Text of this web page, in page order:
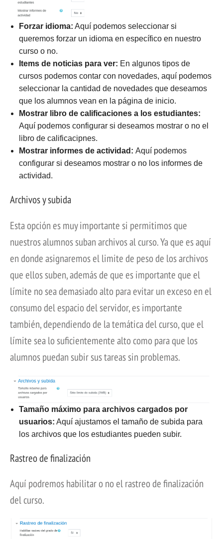
Forzar idioma: Aquí podemos seleccionar si
queremos forzar un idioma en específico en nuestro
curso o no.
Items de noticias para ver: En algunos tipos de
cursos podemos contar con novedades, aquí podemos
seleccionar la cantidad de novedades que deseamos
que los alumnos vean en la página de inicio.
Mostrar libro de calificaciones a los estudiantes:
Aquí podemos configurar si deseamos mostrar o no el
libro de calificacipnes.
Mostrar informes de actividad: Aquí podemos
configurar si deseamos mostrar o no los informes de
actividad.
Archivos y subida
Esta opción es muy importante si permitimos que
nuestros alumnos suban archivos al curso. Ya que es aquí
en donde asignaremos el limite de peso de los archivos
que ellos suben, además de que es importante que el
límite no sea demasiado alto para evitar un exceso en el
consumo del espacio del servidor, es importante
también, dependiendo de la temática del curso, que el
límite sea lo suficientemente alto como para que los
alumnos puedan subir sus tareas sin problemas.
Tamaño máximo para archivos cargados por
usuarios: Aquí ajustamos el tamaño de subida para
los archivos que los estudiantes pueden subir.
Rastreo de finalización
Aquí podremos habilitar o no el rastreo de finalización
del curso.